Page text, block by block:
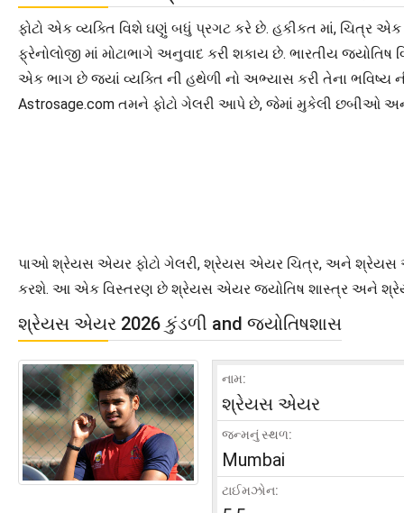
ફોટો એક વ્યક્તિ વિશે ઘણું બધું પ્રગટ કરે છે. હકીકત માં, ચિત્ર
ફ્રેનોલોજી માં મોટાભાગે અનુવાદ કરી શકાય છે. ભારતીય
એક ભાગ છે જ્યાં વ્યક્તિ ની હથેળી નો અભ્યાસ કરી તેના ભવિષ્ય
Astrosage.com તમને ફોટો ગેલરી આપે છે, જેમાં મુકેલી છબીઓ
પાઓ શ્રેયસ એયર ફોટો ગેલરી, શ્રેયસ એયર ચિત્ર, અને શ્રેયસ
કરશે. આ એક વિસ્તરણ છે શ્રેયસ એયર જ્યોતિષ શાસ્ત્ર અને
શ્રેયસ એયર 2026 કુંડળી and જ્યોતિષશાસ
નામ:
શ્રેયસ એયર
જન્મનું સ્થળ:
Mumbai
ટાઈમઝોન: